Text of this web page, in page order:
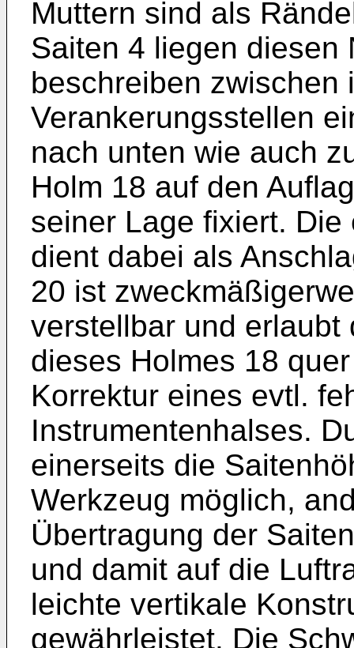
Muttern sind als
Saiten 4 liegen diesen
beschreiben zwischen
Verankerungsstellen
nach unten wie auch
Holm 18 auf den
seiner Lage fixiert.
dient dabei als
20 ist
verstellbar und erlaubt
dieses Holmes 18
Korrektur eines evtl.
Instrumentenhalses.
einerseits die
Werkzeug möglich,
Übertragung der
und damit auf die
leichte vertikale
gewährleistet. Die